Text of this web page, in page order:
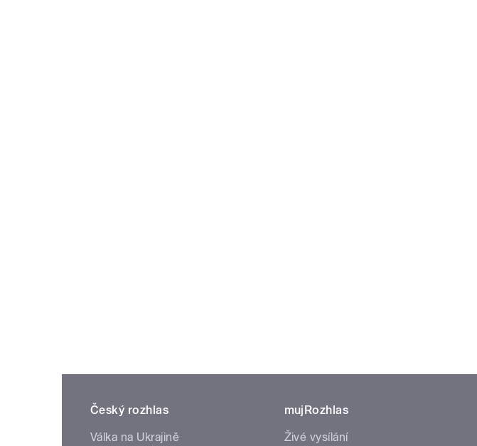
Český rozhlas
Válka na Ukrajině
mujRozhlas
Živé vysílání